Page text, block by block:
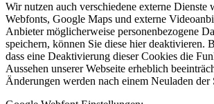
Wir nutzen auch verschiedene externe Dienste
Webfonts, Google Maps und externe
Anbieter möglicherweise personenbezogene
speichern, können Sie diese hier deaktivieren.
dass eine Deaktivierung dieser Cookies die
Aussehen unserer Webseite erheblich
Änderungen werden nach einem Neuladen der